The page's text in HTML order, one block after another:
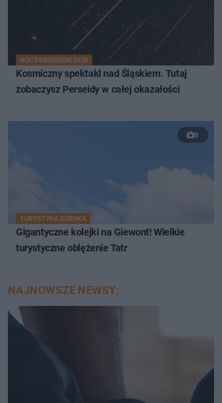
NOC PERSEIDÓW 2026
Kosmiczny spektakl nad Śląskiem. Tutaj
zobaczysz Perseidy w całej okazałości
8
TURYSTYKA GÓRSKA
Gigantyczne kolejki na Giewont! Wielkie
turystyczne oblężenie Tatr
NAJNOWSZE NEWSY: